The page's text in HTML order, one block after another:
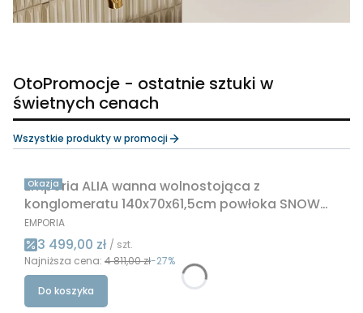
OtoPromocje - ostatnie sztuki w
świetnych cenach
Wszystkie produkty w promocji
Okazja
Emporia ALIA wanna wolnostojąca z
konglomeratu 140x70x61,5cm powłoka SNOW
WHITE ALIA0001
PRODUCENT
EMPORIA
Cena promocyjna
3 499,00 zł / szt.
Najniższa cena: 4 811,00 zł-27%
Do koszyka